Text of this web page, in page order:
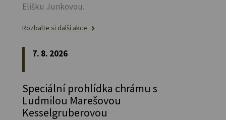
Elišku Junkovou.
Rozbalte si další akce
7. 8. 2026
Speciální prohlídka chrámu s
Ludmilou Marešovou
Kesselgruberovou